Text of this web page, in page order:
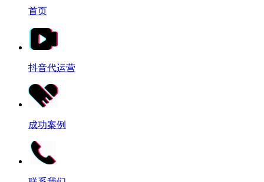
首页
抖音代运营
成功案例